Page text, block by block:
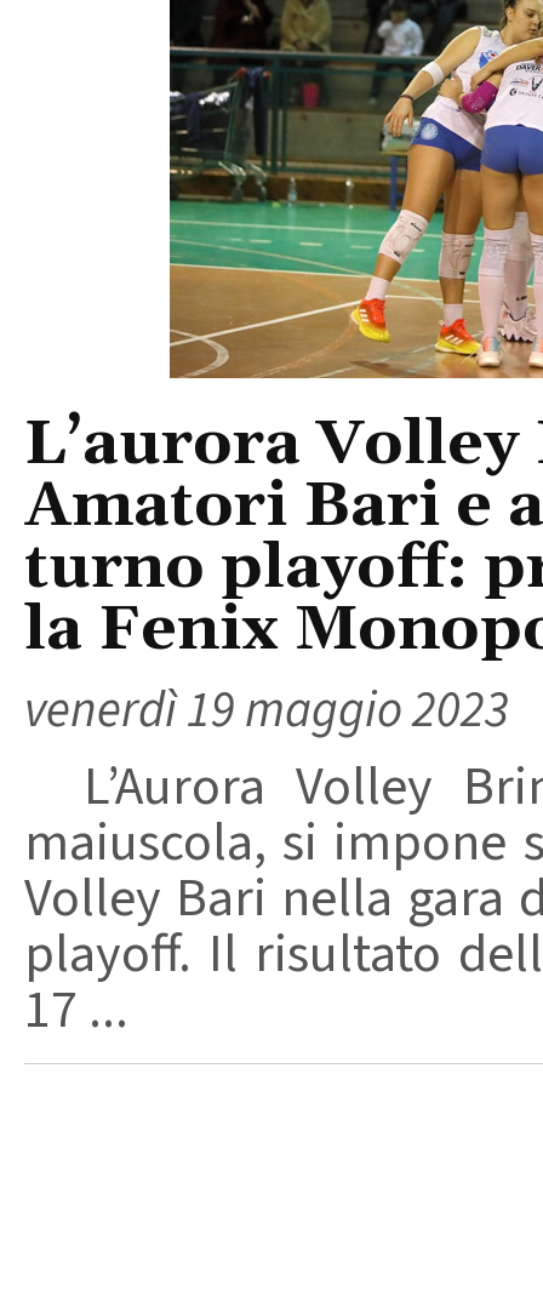
L’aurora
Amatori Bari e
turno playoff:
la Fenix
venerdì 19 maggio 2023
L’Aurora Volley
maiuscola, si impone
Volley Bari nella
playoff. Il risultato
17 ...